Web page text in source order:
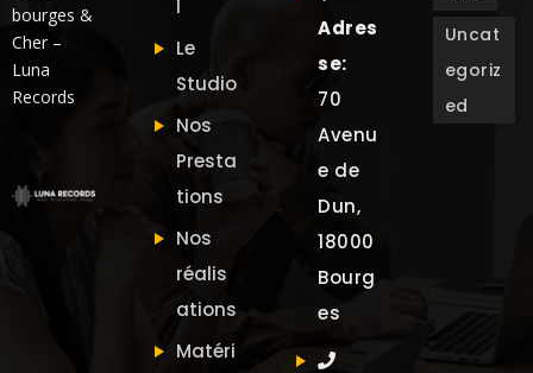
bourges &
Cher –
Luna
Records
l
Le
Studio
Nos
Presta
tions
Nos
réalis
ations
Matéri
Adres
se:
70
Avenu
e de
Dun,
18000
Bourg
es
Uncat
egoriz
ed